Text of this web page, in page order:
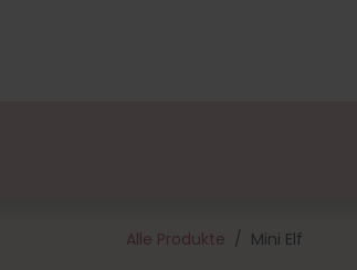
Alle Produkte Mini Elf